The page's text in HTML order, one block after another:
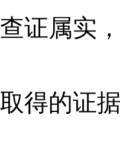
证属实
得的证